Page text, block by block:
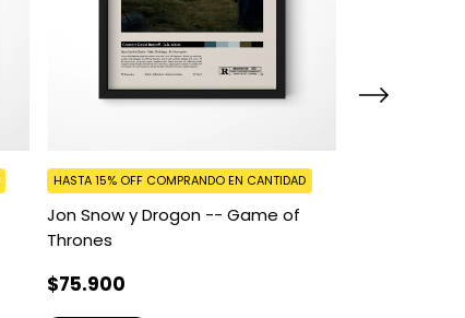
Jon Snow y Drogon -- Game of
Thrones
$75.900
HASTA 15% OFF COMPRANDO EN CANTIDAD